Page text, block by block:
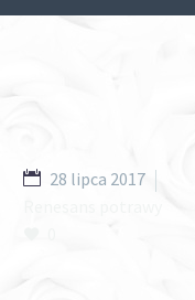
28 lipca 2017